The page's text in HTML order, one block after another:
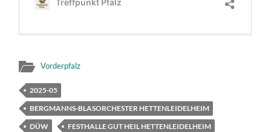
Vorderpfalz
2025-05
BERGMANNS-BLASORCHESTER HETTENLEIDELHEIM
DÜW
FESTHALLE GUT HEIL HETTENLEIDELHEIM